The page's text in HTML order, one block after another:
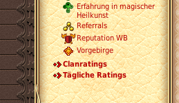
Erfahrung in magischer
Heilkunst
Referrals
Reputation WB
Vorgebirge
Clanratings
Tägliche Ratings